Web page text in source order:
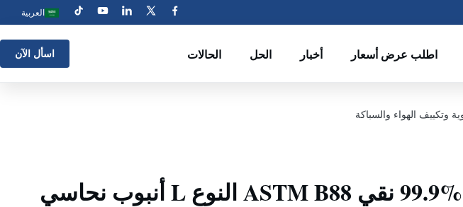
العربية
اطلب عرض أسعار أخبار الحل الحالات اسأل الآن
99.9% نقي ASTM B88 النوع L أنبوب نحاسي